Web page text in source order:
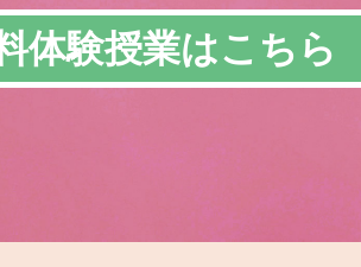
体験授業はこちら